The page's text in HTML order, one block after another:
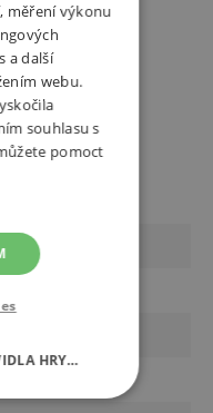
děti od 3 let
předškoláky
děti od 6 let
51 x 19 cm
měření výkonu
a další
webu.
souhlasu s
pomoct
HRY…